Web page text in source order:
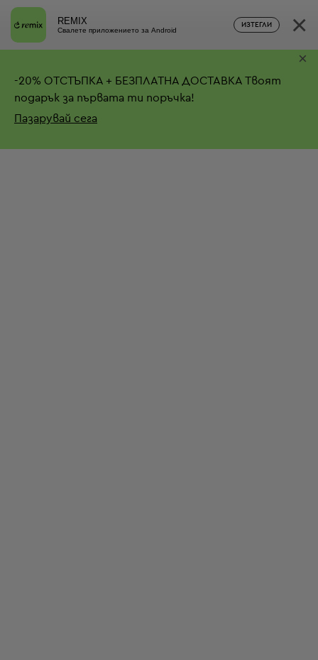
REMIX
Свалете приложението за Android
ИЗТЕГЛИ ×
-20% ОТСТЪПКА + БЕЗПЛАТНА ДОСТАВКА Твоят
подарък за първата ти поръчка!
Пазарувай сега
×